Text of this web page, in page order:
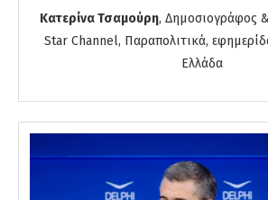
Κατερίνα Τσαμούρη, Δημοσιογράφος
Star Channel, Παραπολιτικά,
Ελλάδα